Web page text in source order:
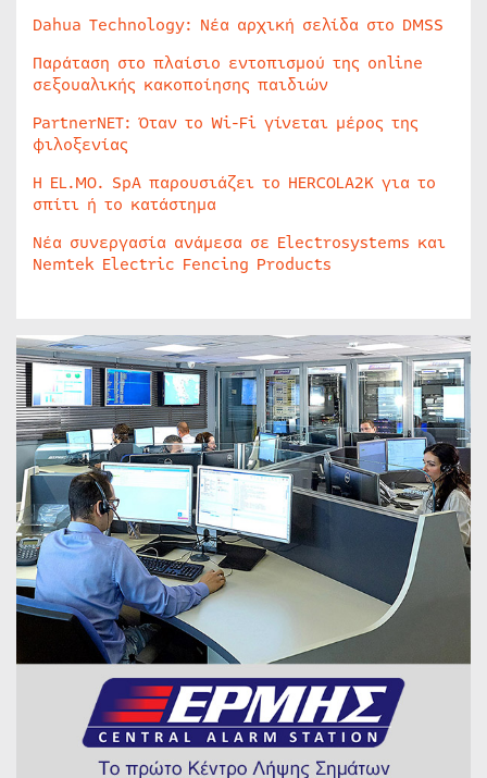
Dahua Technology: Νέα αρχική σελίδα στο DMSS
Παράταση στο πλαίσιο εντοπισμού της online
σεξουαλικής κακοποίησης παιδιών
PartnerNET: Όταν το Wi-Fi γίνεται μέρος της
φιλοξενίας
Η EL.MO. SpA παρουσιάζει το HERCOLA2K για το
σπίτι ή το κατάστημα
Νέα συνεργασία ανάμεσα σε Electrosystems και
Nemtek Electric Fencing Products